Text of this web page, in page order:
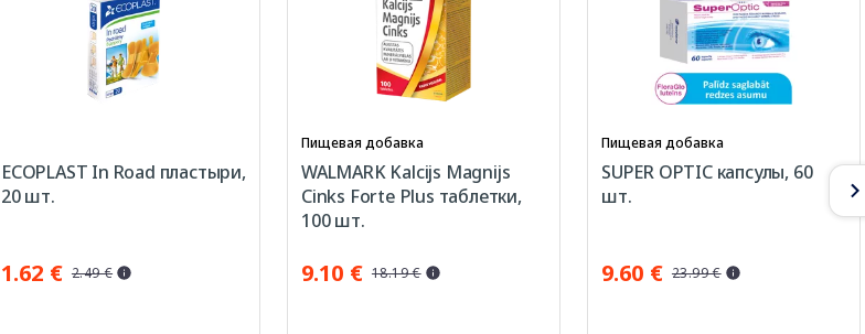
ECOPLAST In Road пластыри,
20 шт.
1.62 € 2.49 €
Пищевая добавка
WALMARK Kalcijs Magnijs
Cinks Forte Plus таблетки,
100 шт.
9.10 € 18.19 €
Пищевая добавка
SUPER OPTIC капсулы, 60
шт.
9.60 € 23.99 €